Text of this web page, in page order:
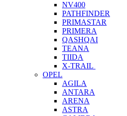
NV400
PATHFINDER
PRIMASTAR
PRIMERA
QASHQAI
TEANA
TIIDA
X-TRAIL
OPEL
AGILA
ANTARA
ARENA
ASTRA